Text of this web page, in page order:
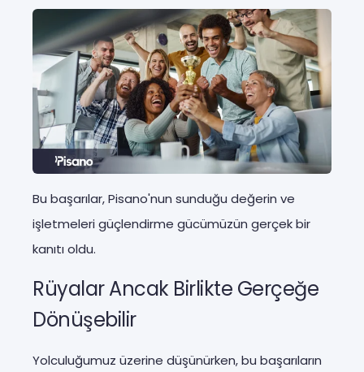
Bu başarılar, Pisano'nun sunduğu değerin ve
işletmeleri güçlendirme gücümüzün gerçek bir
kanıtı oldu.
Rüyalar Ancak Birlikte Gerçeğe
Dönüşebilir
Yolculuğumuz üzerine düşünürken, bu başarıların